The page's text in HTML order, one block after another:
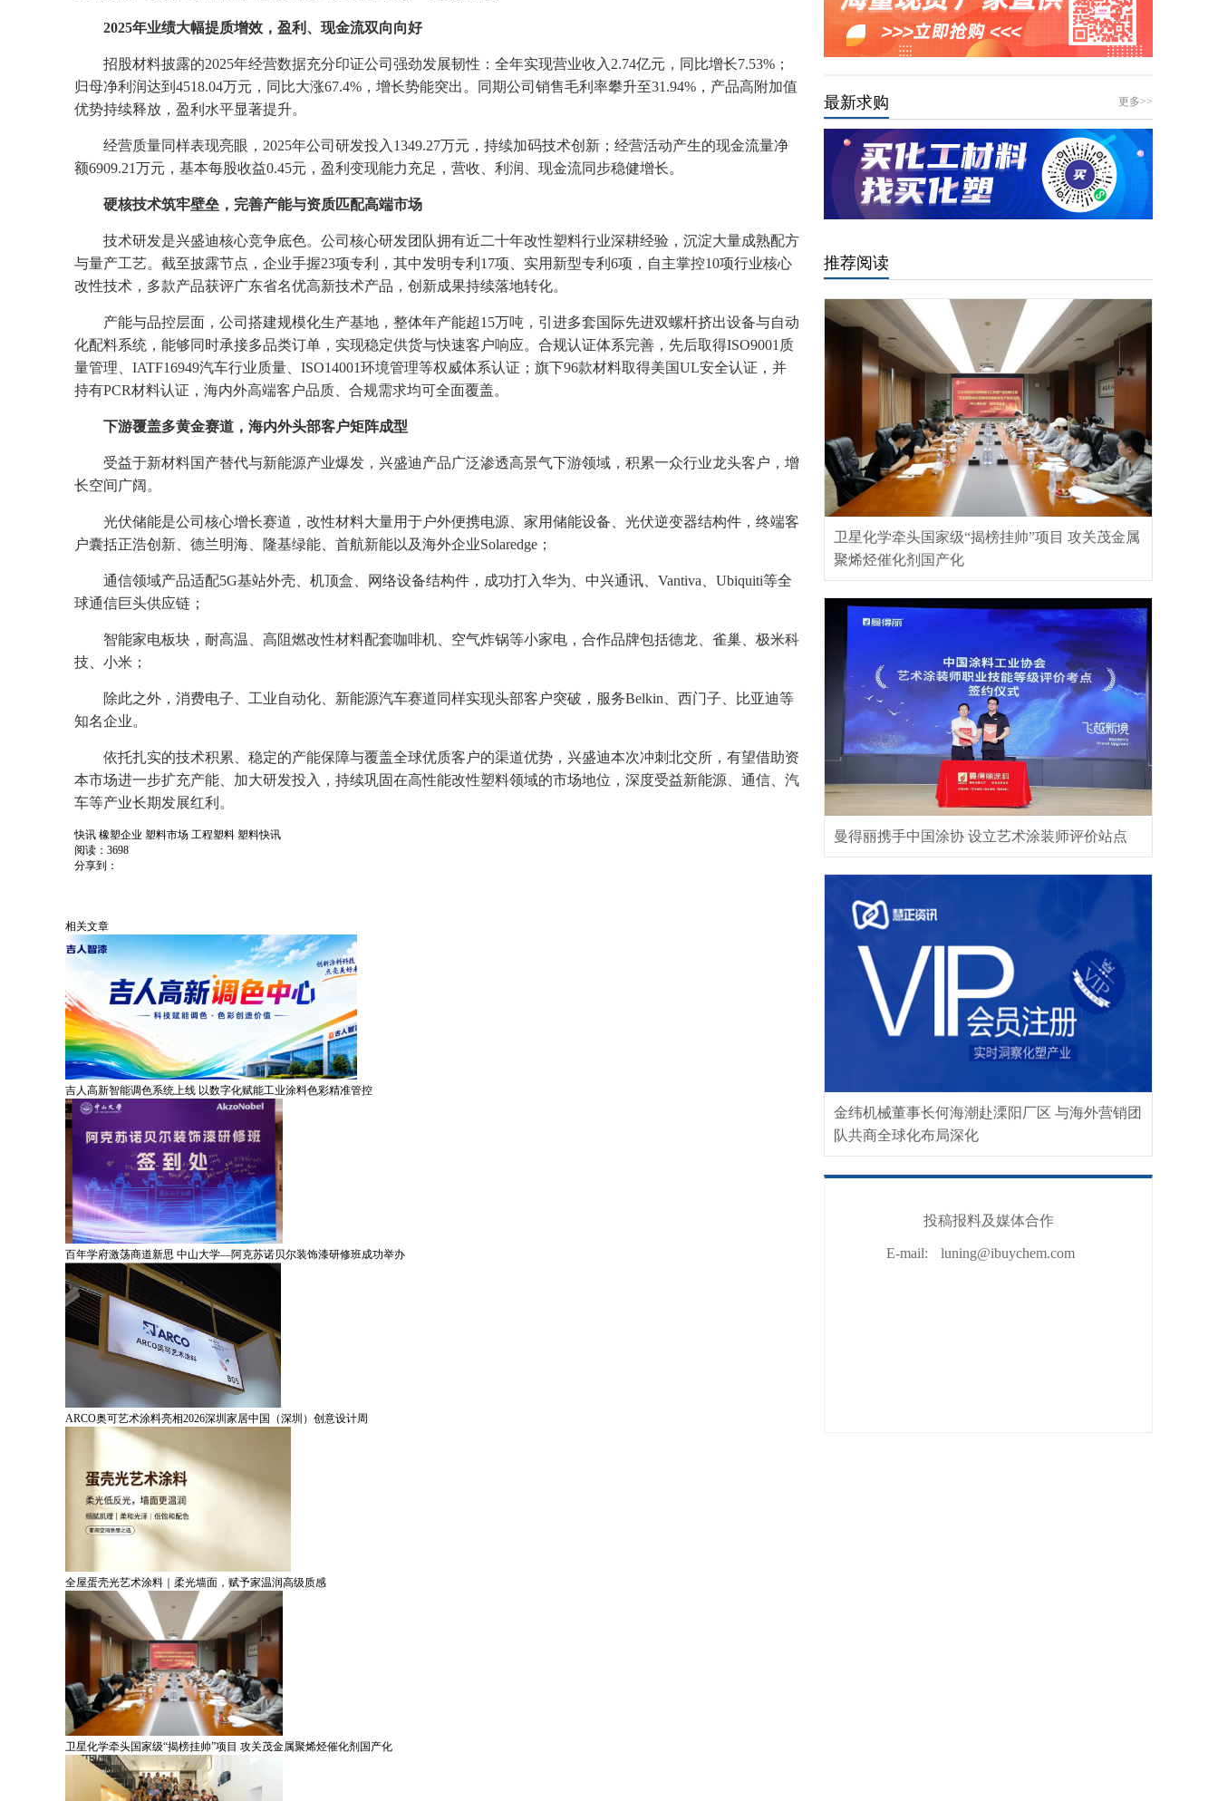
2025年业绩大幅提质增效，盈利、现金流双向向好
招股材料披露的2025年经营数据充分印证公司强劲发展韧性：全年实现营业收入2.74亿元，同比增长7.53%；
归母净利润达到4518.04万元，同比大涨67.4%，增长势能突出。同期公司销售毛利率攀升至31.94%，产品高附加值
优势持续释放，盈利水平显著提升。
经营质量同样表现亮眼，2025年公司研发投入1349.27万元，持续加码技术创新；经营活动产生的现金流量净
额6909.21万元，基本每股收益0.45元，盈利变现能力充足，营收、利润、现金流同步稳健增长。
硬核技术筑牢壁垒，完善产能与资质匹配高端市场
技术研发是兴盛迪核心竞争底色。公司核心研发团队拥有近二十年改性塑料行业深耕经验，沉淀大量成熟配方
与量产工艺。截至披露节点，企业手握23项专利，其中发明专利17项、实用新型专利6项，自主掌控10项行业核心
改性技术，多款产品获评广东省名优高新技术产品，创新成果持续落地转化。
产能与品控层面，公司搭建规模化生产基地，整体年产能超15万吨，引进多套国际先进双螺杆挤出设备与自动
化配料系统，能够同时承接多品类订单，实现稳定供货与快速客户响应。合规认证体系完善，先后取得ISO9001质
量管理、IATF16949汽车行业质量、ISO14001环境管理等权威体系认证；旗下96款材料取得美国UL安全认证，并
持有PCR材料认证，海内外高端客户品质、合规需求均可全面覆盖。
下游覆盖多黄金赛道，海内外头部客户矩阵成型
受益于新材料国产替代与新能源产业爆发，兴盛迪产品广泛渗透高景气下游领域，积累一众行业龙头客户，增
长空间广阔。
光伏储能是公司核心增长赛道，改性材料大量用于户外便携电源、家用储能设备、光伏逆变器结构件，终端客
户囊括正浩创新、德兰明海、隆基绿能、首航新能以及海外企业Solaredge；
通信领域产品适配5G基站外壳、机顶盒、网络设备结构件，成功打入华为、中兴通讯、Vantiva、Ubiquiti等全
球通信巨头供应链；
智能家电板块，耐高温、高阻燃改性材料配套咖啡机、空气炸锅等小家电，合作品牌包括德龙、雀巢、极米科
技、小米；
除此之外，消费电子、工业自动化、新能源汽车赛道同样实现头部客户突破，服务Belkin、西门子、比亚迪等
知名企业。
依托扎实的技术积累、稳定的产能保障与覆盖全球优质客户的渠道优势，兴盛迪本次冲刺北交所，有望借助资
本市场进一步扩充产能、加大研发投入，持续巩固在高性能改性塑料领域的市场地位，深度受益新能源、通信、汽
车等产业长期发展红利。
快讯 橡塑企业 塑料市场 工程塑料 塑料快讯
阅读：3698
分享到：
相关文章
吉人高新智能调色系统上线 以数字化赋能工业涂料色彩精准管控
百年学府激荡商道新思 中山大学—阿克苏诺贝尔装饰漆研修班成功举办
ARCO奥可艺术涂料亮相2026深圳家居中国（深圳）创意设计周
全屋蛋壳光艺术涂料｜柔光墙面，赋予家温润高级质感
卫星化学牵头国家级“揭榜挂帅”项目 攻关茂金属聚烯烃催化剂国产化
最新求购 更多>>
推荐阅读
卫星化学牵头国家级“揭榜挂帅”项目 攻关茂金属
聚烯烃催化剂国产化
曼得丽携手中国涂协 设立艺术涂装师评价站点
金纬机械董事长何海潮赴溧阳厂区 与海外营销团
队共商全球化布局深化
投稿报料及媒体合作
E-mail: luning@ibuychem.com